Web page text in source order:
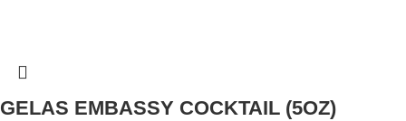
GELAS EMBASSY COCKTAIL (5OZ)